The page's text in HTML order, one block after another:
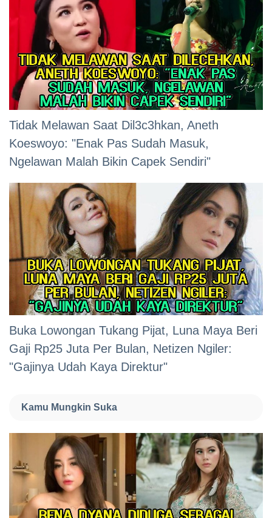
Tidak Melawan Saat Dil3c3hkan, Aneth
Koeswoyo: "Enak Pas Sudah Masuk,
Ngelawan Malah Bikin Capek Sendiri"
Buka Lowongan Tukang Pijat, Luna Maya Beri
Gaji Rp25 Juta Per Bulan, Netizen Ngiler:
"Gajinya Udah Kaya Direktur"
Kamu Mungkin Suka